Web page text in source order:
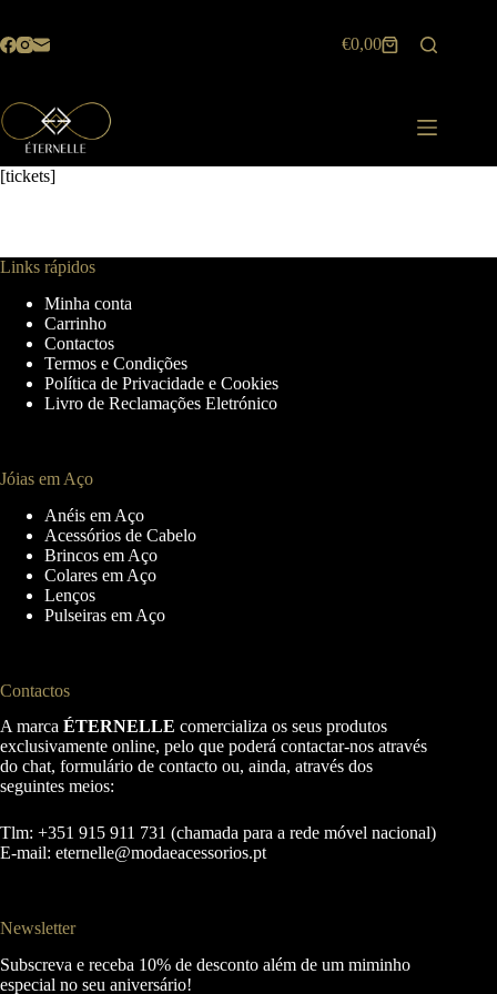
o
Carrinho
€0,00
[tickets]
Links rápidos
Minha conta
Carrinho
Contactos
Termos e Condições
Política de Privacidade e Cookies
Livro de Reclamações Eletrónico
Jóias em Aço
Anéis em Aço
Acessórios de Cabelo
Brincos em Aço
Colares em Aço
Lenços
Pulseiras em Aço
Contactos
A marca ÉTERNELLE comercializa os seus produtos
exclusivamente online, pelo que poderá contactar-nos através
do chat, formulário de contacto ou, ainda, através dos
seguintes meios:
Tlm: +351 915 911 731 (chamada para a rede móvel nacional)
E-mail: eternelle@modaeacessorios.pt
Newsletter
Subscreva e receba 10% de desconto além de um miminho
especial no seu aniversário!